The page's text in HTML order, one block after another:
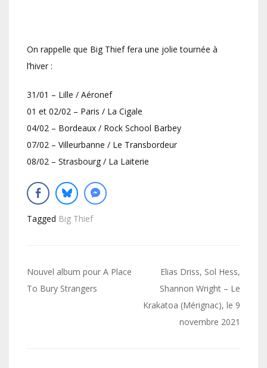
On rappelle que Big Thief fera une jolie tournée à
l’hiver :
31/01 – Lille / Aéronef
01 et 02/02 – Paris / La Cigale
04/02 – Bordeaux / Rock School Barbey
07/02 – Villeurbanne / Le Transbordeur
08/02 – Strasbourg / La Laiterie
Tagged Big Thief
Navigation
de
Nouvel album pour A Place
To Bury Strangers
Elias Driss, Sol Hess,
Shannon Wright – Le
Krakatoa (Mérignac), le 9
novembre 2021